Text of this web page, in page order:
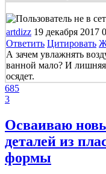
artdizz 19 декабря 2017
Ответить Цитировать
А зачем увлажнять
ванной мало? И
осядет.
685
3
Осваиваю
деталей из
формы